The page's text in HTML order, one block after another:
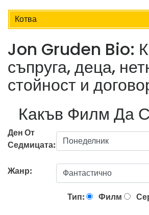
Котва
Jon Gruden Bio:
съпруга, деца,
стойност и
Какъв Филм Да
Ден От
Седмицата:
Жанр:
Тип: Филм